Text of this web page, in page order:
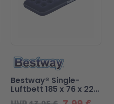
Bestway® Single-
Luftbett 185 x 76 x 22
cm